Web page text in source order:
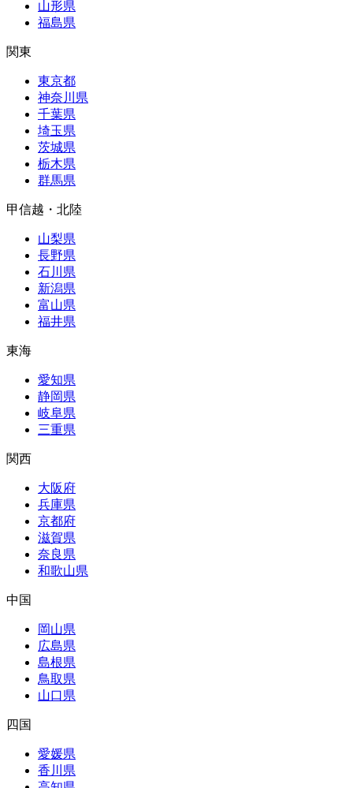
山形県
福島県
関東
東京都
神奈川県
千葉県
埼玉県
茨城県
栃木県
群馬県
甲信越・北陸
山梨県
長野県
石川県
新潟県
富山県
福井県
東海
愛知県
静岡県
岐阜県
三重県
関西
大阪府
兵庫県
京都府
滋賀県
奈良県
和歌山県
中国
岡山県
広島県
島根県
鳥取県
山口県
四国
愛媛県
香川県